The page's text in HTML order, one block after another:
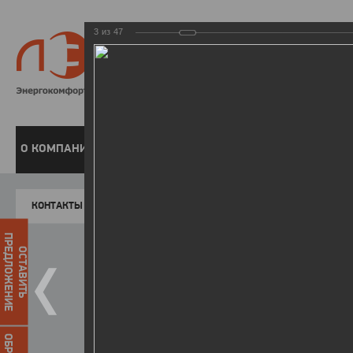
8 800
О КОМПАНИИ
КОНТАКТЫ
ОСТАВИТЬ
ПРЕДЛОЖЕНИЕ
3 из 47